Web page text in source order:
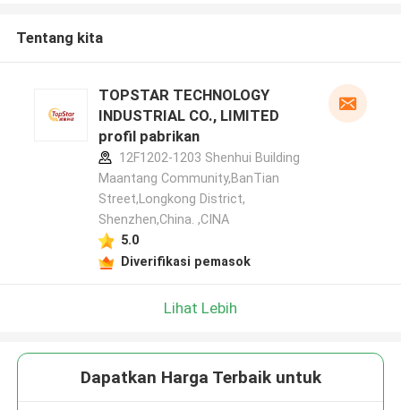
Tentang kita
TOPSTAR TECHNOLOGY
INDUSTRIAL CO., LIMITED
profil pabrikan
12F1202-1203 Shenhui Building
Maantang Community,BanTian
Street,Longkong District,
Shenzhen,China. ,CINA
5.0
Diverifikasi pemasok
Lihat Lebih
Dapatkan Harga Terbaik untuk